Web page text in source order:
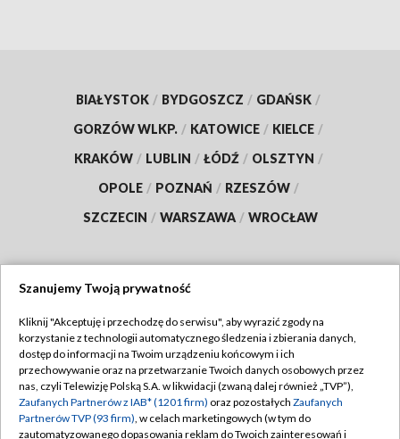
BIAŁYSTOK / BYDGOSZCZ / GDAŃSK /
GORZÓW WLKP. / KATOWICE / KIELCE /
KRAKÓW / LUBLIN / ŁÓDŹ / OLSZTYN /
OPOLE / POZNAŃ / RZESZÓW /
SZCZECIN / WARSZAWA / WROCŁAW
TVP
Abonament TVP
Emisja w TVP
Centrum informacji TVP
Regulamin TVP
Polityka prywatności
Moje zgody
Szanujemy Twoją prywatność
Kliknij "Akceptuję i przechodzę do serwisu", aby wyrazić zgody na
korzystanie z technologii automatycznego śledzenia i zbierania danych,
dostęp do informacji na Twoim urządzeniu końcowym i ich
przechowywanie oraz na przetwarzanie Twoich danych osobowych przez
nas, czyli Telewizję Polską S.A. w likwidacji (zwaną dalej również „TVP”),
Zaufanych Partnerów z IAB* (1201 firm) oraz pozostałych Zaufanych
Partnerów TVP (93 firm), w celach marketingowych (w tym do
zautomatyzowanego dopasowania reklam do Twoich zainteresowań i